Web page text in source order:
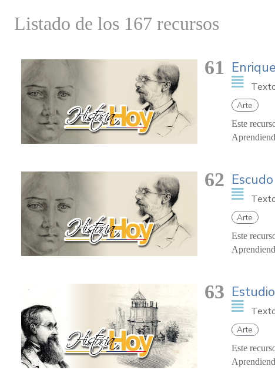
Listado de los 167 recursos
61
Arte
Este
62
Arte
Este
63
Arte
Este